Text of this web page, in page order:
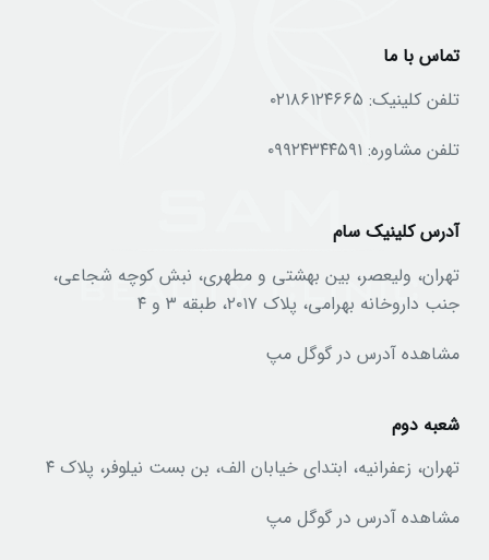
تماس با ما
تلفن کلینیک: ۰۲۱۸۶۱۲۴۶۶۵
تلفن مشاوره: ۰۹۹۲۴۳۴۴۵۹۱
آدرس کلینیک سام
تهران، ولیعصر، بین بهشتی و مطهری، نبش کوچه شجاعی،
جنب داروخانه بهرامی، پلاک ۲۰۱۷، طبقه ۳ و ۴
مشاهده آدرس در گوگل مپ
شعبه دوم
تهران، زعفرانیه، ابتدای خیابان الف، بن بست نیلوفر، پلاک ۴
مشاهده آدرس در گوگل مپ